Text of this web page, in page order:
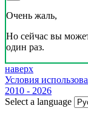
Очень жаль,
Но сейчас вы
один раз.
наверх
Условия
2010 - 2026
Select a language